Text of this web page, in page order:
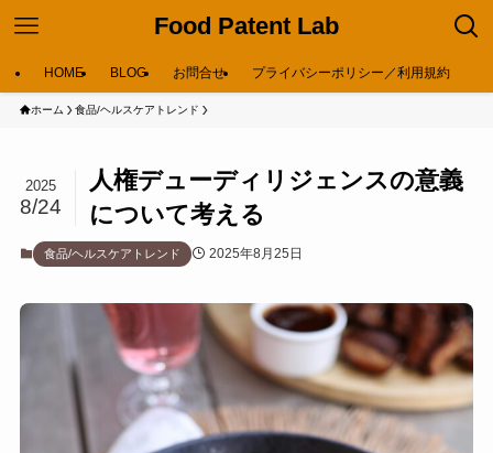
Food Patent Lab
HOME BLOG お問合せ プライバシーポリシー／利用規約
ホーム 食品/ヘルスケアトレンド
人権デューディリジェンスの意義
について考える
2025
8/24
食品/ヘルスケアトレンド 2025年8月25日